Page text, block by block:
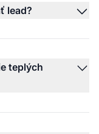
lead?
teplých